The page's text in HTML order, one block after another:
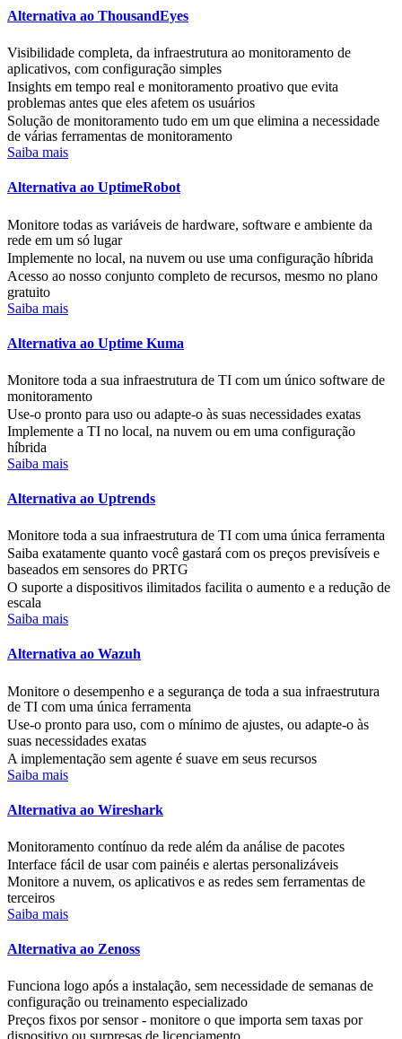
Alternativa ao ThousandEyes
Visibilidade completa, da infraestrutura ao monitoramento de
aplicativos, com configuração simples
Insights em tempo real e monitoramento proativo que evita
problemas antes que eles afetem os usuários
Solução de monitoramento tudo em um que elimina a necessidade
de várias ferramentas de monitoramento
Saiba mais
Alternativa ao UptimeRobot
Monitore todas as variáveis de hardware, software e ambiente da
rede em um só lugar
Implemente no local, na nuvem ou use uma configuração híbrida
Acesso ao nosso conjunto completo de recursos, mesmo no plano
gratuito
Saiba mais
Alternativa ao Uptime Kuma
Monitore toda a sua infraestrutura de TI com um único software de
monitoramento
Use-o pronto para uso ou adapte-o às suas necessidades exatas
Implemente a TI no local, na nuvem ou em uma configuração
híbrida
Saiba mais
Alternativa ao Uptrends
Monitore toda a sua infraestrutura de TI com uma única ferramenta
Saiba exatamente quanto você gastará com os preços previsíveis e
baseados em sensores do PRTG
O suporte a dispositivos ilimitados facilita o aumento e a redução de
escala
Saiba mais
Alternativa ao Wazuh
Monitore o desempenho e a segurança de toda a sua infraestrutura
de TI com uma única ferramenta
Use-o pronto para uso, com o mínimo de ajustes, ou adapte-o às
suas necessidades exatas
A implementação sem agente é suave em seus recursos
Saiba mais
Alternativa ao Wireshark
Monitoramento contínuo da rede além da análise de pacotes
Interface fácil de usar com painéis e alertas personalizáveis
Monitore a nuvem, os aplicativos e as redes sem ferramentas de
terceiros
Saiba mais
Alternativa ao Zenoss
Funciona logo após a instalação, sem necessidade de semanas de
configuração ou treinamento especializado
Preços fixos por sensor - monitore o que importa sem taxas por
dispositivo ou surpresas de licenciamento